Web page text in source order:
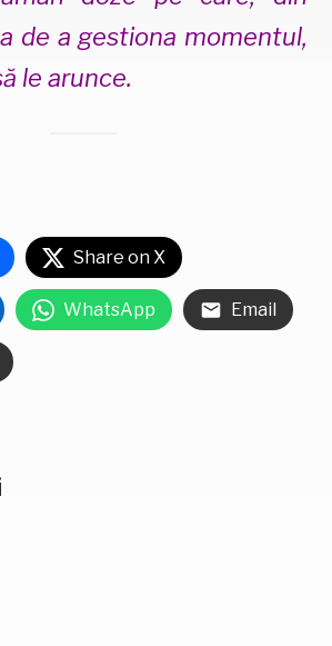
de a gestiona momentul,
le arunce.
Share on X
WhatsApp Email